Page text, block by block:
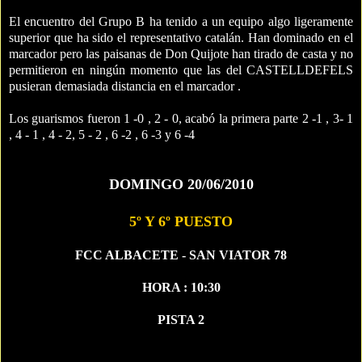
El encuentro del Grupo B ha tenido a un equipo algo ligeramente
superior que ha sido el representativo catalán. Han dominado en el
marcador pero las paisanas de Don Quijote han tirado de casta y no
permitieron en ningún momento que las del CASTELLDEFELS
pusieran demasiada distancia en el marcador .
Los guarismos fueron 1 -0 , 2 - 0, acabó la primera parte 2 -1 , 3- 1
, 4 - 1 , 4 - 2, 5 - 2 , 6 -2 , 6 -3 y 6 -4
DOMINGO 20/06/2010
5º Y 6º PUESTO
FCC ALBACETE - SAN VIATOR 78
HORA : 10:30
PISTA 2